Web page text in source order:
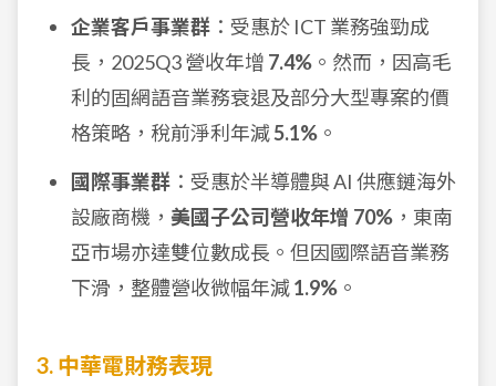
企業客戶事業群 ：受惠於 ICT 業務強勁成
長，2025Q3 營收年增 7.4% 。然而，因高毛
利的固網語音業務衰退及部分大型專案的價
格策略，稅前淨利年減5.1% 。
國際事業群 ：受惠於半導體與 AI 供應鏈海外
設廠商機， 美國子公司營收年增 70% ，東南
亞市場亦達雙位數成長。但因國際語音業務
下滑，整體營收微幅年減1.9% 。
3. 中華電財務表現